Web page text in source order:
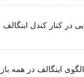
در کنار کندل
اینگالف در همه